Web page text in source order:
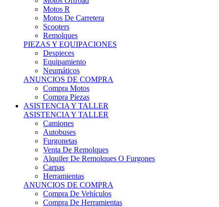
Motos R
Motos De Carretera
Scooters
Remolques
PIEZAS Y EQUIPACIONES
Despieces
Equipamiento
Neumáticos
ANUNCIOS DE COMPRA
Compra Motos
Compra Piezas
ASISTENCIA Y TALLER
ASISTENCIA Y TALLER
Camiones
Autobuses
Furgonetas
Venta De Remolques
Alquiler De Remolques O Furgones
Carpas
Herramientas
ANUNCIOS DE COMPRA
Compra De Vehículos
Compra De Herramientas